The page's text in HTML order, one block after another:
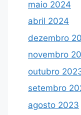
maio 2024
abril 2024
dezembro
novembro
outubro
setembro
agosto 2023